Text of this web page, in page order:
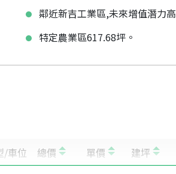
鄰近新吉工業區,未來增值潛力高
特定農業區617.68坪。